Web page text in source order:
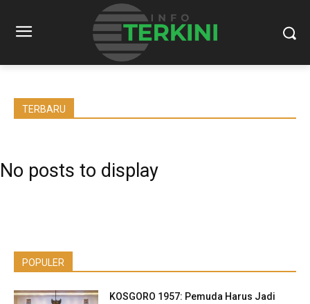
TERBARU
No posts to display
POPULER
KOSGORO 1957: Pemuda Harus Jadi